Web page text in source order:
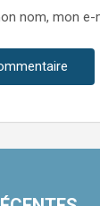
nom, mon